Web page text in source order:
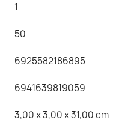
1
50
6925582186895
6941639819059
3,00 x 3,00 x 31,00 cm